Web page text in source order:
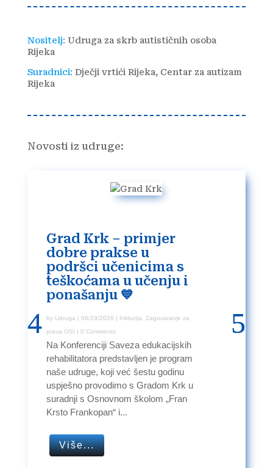
Nositelj: Udruga za skrb autističnih osoba
Rijeka
Suradnici: Dječji vrtići Rijeka, Centar za autizam
Rijeka
Novosti iz udruge:
Grad Krk – primjer
dobre prakse u
podršci učenicima s
teškoćama u učenju i
ponašanju 💙
by Udruga |06/29/2026 | Inkluzija
Zagovaranje za
prava OSI | 0 Comments
Na Konferenciji Saveza edukacijskih
rehabilitatora predstavljen je program
naše udruge, koji već šestu godinu
uspješno provodimo s Gradom Krk u
suradnji s Osnovnom školom „Fran
Krsto Frankopan“ i...
Više...
Udruga 05/27/2026 Obiteljska mreža